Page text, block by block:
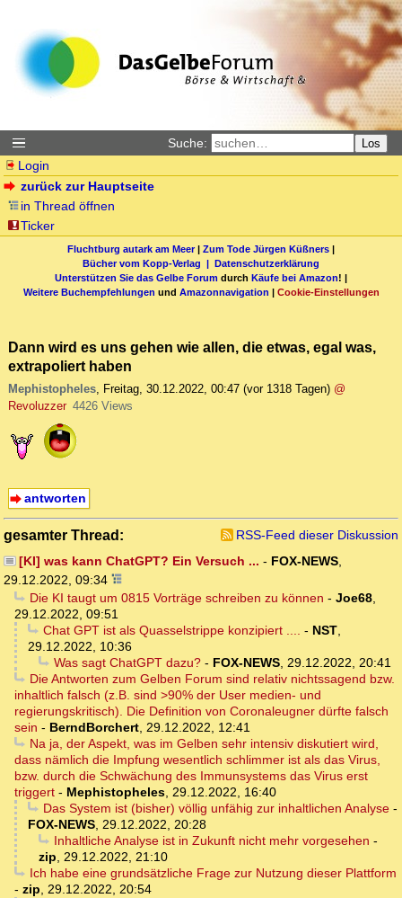
Suche: Los
Login
zurück zur Hauptseite
in Thread öffnen
Ticker
Fluchtburg autark am Meer| Zum Tode Jürgen Küßners |
Bücher vom Kopp-Verlag | Datenschutzerklärung
Unterstützen Sie das Gelbe Forum durch Käufe bei Amazon! |
Weitere Buchempfehlungen und Amazonnavigation | Cookie-Einstellungen
Dann wird es uns gehen wie allen, die etwas, egal was,
extrapoliert haben
Mephistopheles, Freitag, 30.12.2022, 00:47 (vor 1318 Tagen) @
Revoluzzer 4426 Views
antworten
gesamter Thread:
RSS-Feed dieser Diskussion
[KI] was kann ChatGPT? Ein Versuch ... - FOX-NEWS,
29.12.2022, 09:34
Die KI taugt um 0815 Vorträge schreiben zu können - Joe68,
29.12.2022, 09:51
Chat GPT ist als Quasselstrippe konzipiert .... - NST,
29.12.2022, 10:36
Was sagt ChatGPT dazu?- FOX-NEWS, 29.12.2022, 20:41
Die Antworten zum Gelben Forum sind relativ nichtssagend bzw.
inhaltlich falsch (z.B. sind >90% der User medien- und
regierungskritisch). Die Definition von Coronaleugner dürfte falsch
sein - BerndBorchert, 29.12.2022, 12:41
Na ja, der Aspekt, was im Gelben sehr intensiv diskutiert wird,
dass nämlich die Impfung wesentlich schlimmer ist als das Virus,
bzw. durch die Schwächung des Immunsystems das Virus erst
triggert - Mephistopheles, 29.12.2022, 16:40
Das System ist (bisher) völlig unfähig zur inhaltlichen Analyse-
FOX-NEWS, 29.12.2022, 20:28
Inhaltliche Analyse ist in Zukunft nicht mehr vorgesehen -
zip, 29.12.2022, 21:10
Ich habe eine grundsätzliche Frage zur Nutzung dieser Plattform
- zip, 29.12.2022, 20:54